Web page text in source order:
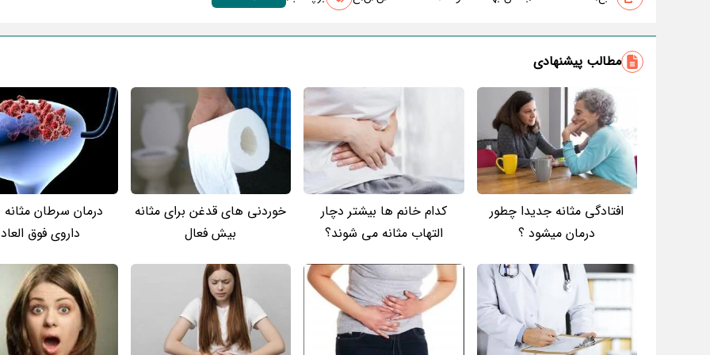
مطالب پیشنهادی
افتادگی مثانه جدیدا چطور
درمان میشود ؟
کدام خانم ها بیشتر دچار
التهاب مثانه می شوند؟
خوردنی های قدغن برای مثانه
بیش فعال
درمان سرطان
داروی فوق